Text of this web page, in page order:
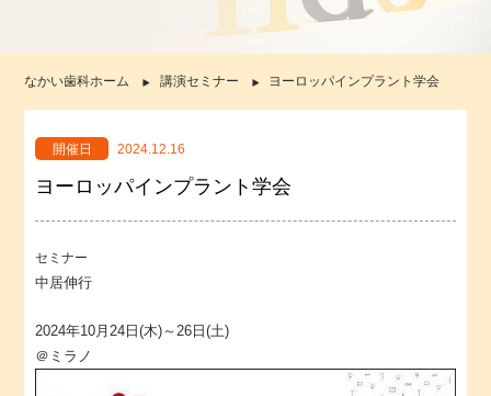
なかい歯科ホーム 講演セミナー ヨーロッパインプラント学会
開催日 2024.12.16
ヨーロッパインプラント学会
セミナー
中居伸行
2024年10月24日(木)～26日(土)
＠ミラノ